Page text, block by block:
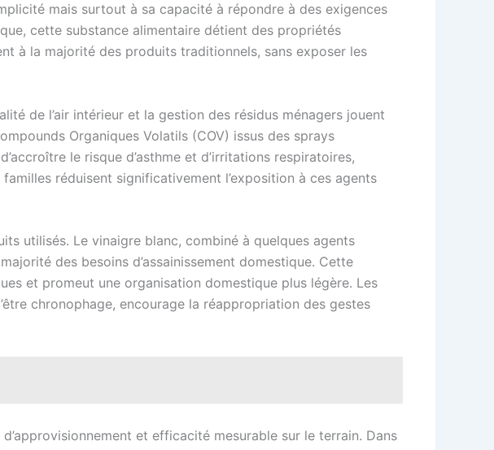
mais surtout à sa capacité à répondre à des exigences
cette substance alimentaire détient des propriétés
à la majorité des produits traditionnels, sans exposer les
de l’air intérieur et la gestion des résidus ménagers jouent
Organiques Volatils (COV) issus des sprays
le risque d’asthme et d’irritations respiratoires,
réduisent significativement l’exposition à ces agents
utilisés. Le vinaigre blanc, combiné à quelques agents
des besoins d’assainissement domestique. Cette
et promeut une organisation domestique plus légère. Les
chronophage, encourage la réappropriation des gestes
et efficacité mesurable sur le terrain. Dans